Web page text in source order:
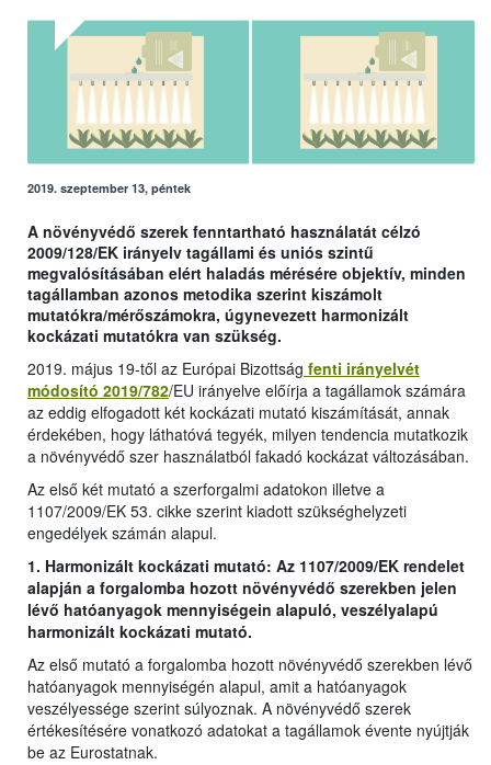
2019. szeptember 13, péntek
A növényvédő szerek fenntartható használatát célzó
2009/128/EK irányelv tagállami és uniós szintű
megvalósításában elért haladás mérésére objektív, minden
tagállamban azonos metodika szerint kiszámolt
mutatókra/mérőszámokra, úgynevezett harmonizált
kockázati mutatókra van szükség.
2019. május 19-től az Európai Bizottság fenti irányelvét
módosító 2019/782/EU irányelve előírja a tagállamok számára
az eddig elfogadott két kockázati mutató kiszámítását, annak
érdekében, hogy láthatóvá tegyék, milyen tendencia mutatkozik
a növényvédő szer használatból fakadó kockázat változásában.
Az első két mutató a szerforgalmi adatokon illetve a
1107/2009/EK 53. cikke szerint kiadott szükséghelyzeti
engedélyek számán alapul.
1. Harmonizált kockázati mutató: Az 1107/2009/EK rendelet
alapján a forgalomba hozott növényvédő szerekben jelen
lévő hatóanyagok mennyiségein alapuló, veszélyalapú
harmonizált kockázati mutató.
Az első mutató a forgalomba hozott növényvédő szerekben lévő
hatóanyagok mennyiségén alapul, amit a hatóanyagok
veszélyessége szerint súlyoznak. A növényvédő szerek
értékesítésére vonatkozó adatokat a tagállamok évente nyújtják
be az Eurostatnak.